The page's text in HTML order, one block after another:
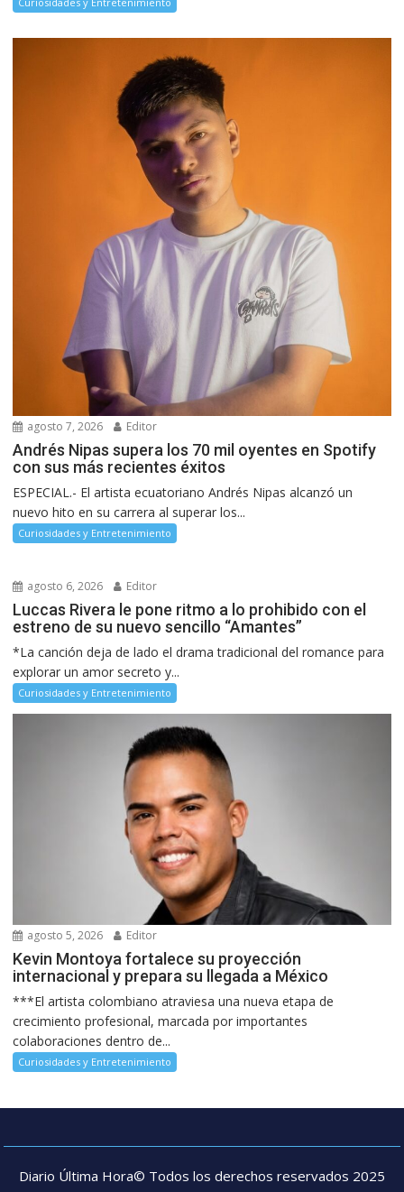
agosto 7, 2026 Editor
Andrés Nipas supera los 70 mil oyentes en Spotify
con sus más recientes éxitos
ESPECIAL.- El artista ecuatoriano Andrés Nipas alcanzó un
nuevo hito en su carrera al superar los...
Curiosidades y Entretenimiento
agosto 6, 2026 Editor
Luccas Rivera le pone ritmo a lo prohibido con el
estreno de su nuevo sencillo “Amantes”
*La canción deja de lado el drama tradicional del romance para
explorar un amor secreto y...
Curiosidades y Entretenimiento
agosto 5, 2026 Editor
Kevin Montoya fortalece su proyección
internacional y prepara su llegada a México
***El artista colombiano atraviesa una nueva etapa de
crecimiento profesional, marcada por importantes
colaboraciones dentro de...
Curiosidades y Entretenimiento
Diario Última Hora© Todos los derechos reservados 2025